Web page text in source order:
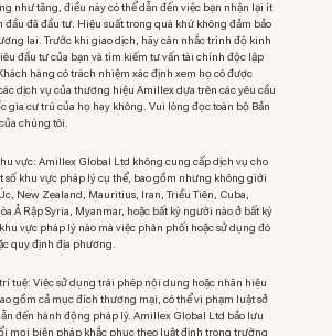
như tăng, điều này có thể dẫn đến việc bạn nhận lại ít
đầu đã đầu tư. Hiệu suất trong quá khứ không đảm bảo
lai. Trước khi giao dịch, hãy cân nhắc trình độ kinh
đầu tư của bạn và tìm kiếm tư vấn tài chính độc lập
hàng có trách nhiệm xác định xem họ có được
dịch vụ của thương hiệu Amillex dựa trên các yêu cầu
gia cư trú của họ hay không. Vui lòng đọc toàn bộ Bản
chúng tôi.
vực: Amillex Global Ltd không cung cấp dịch vụ cho
số khu vực pháp lý cụ thể, bao gồm nhưng không giới
New Zealand, Mauritius, Iran, Triều Tiên, Cuba,
Ả Rập Syria, Myanmar, hoặc bất kỳ người nào ở bất kỳ
vực pháp lý nào mà việc phân phối hoặc sử dụng đó
quy định địa phương.
tuệ: Việc sử dụng trái phép nội dung hoặc nhãn hiệu
gồm cả mục đích thương mại, có thể vi phạm luật sở
đến hành động pháp lý. Amillex Global Ltd bảo lưu
mọi biện pháp khắc phục theo luật định trong trường